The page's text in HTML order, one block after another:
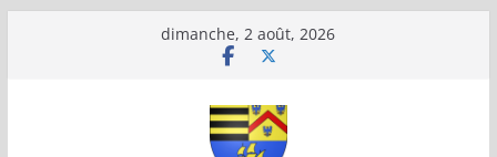
dimanche, 2 août, 2026